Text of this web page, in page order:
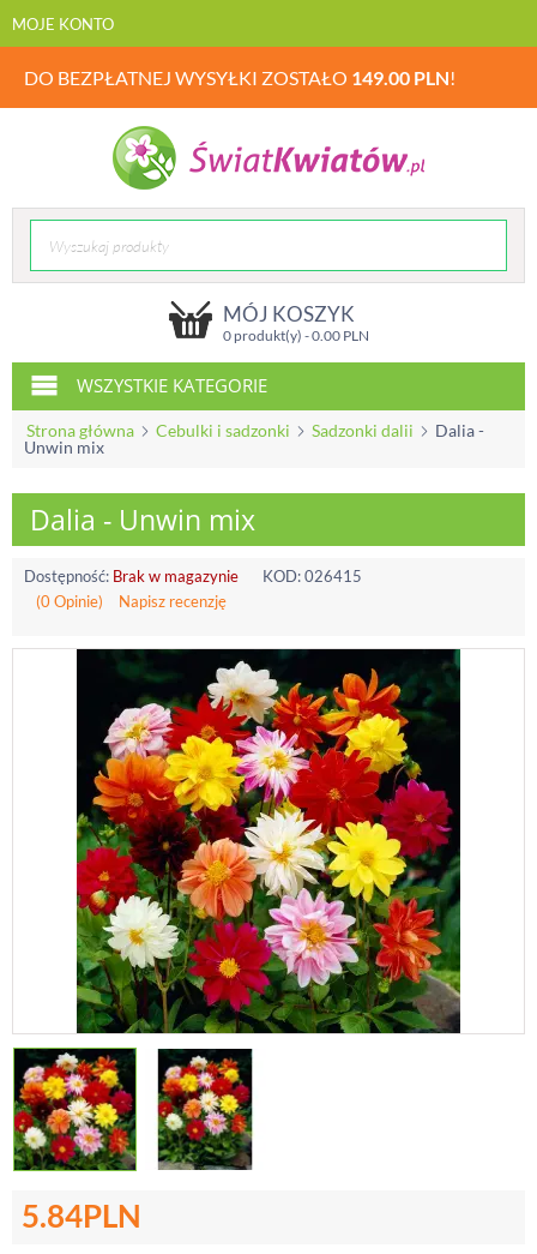
MOJE KONTO
DO BEZPŁATNEJ WYSYŁKI ZOSTAŁO 149.00 PLN!
MÓJ KOSZYK
0 produkt(y) -0.00PLN
WSZYSTKIE KATEGORIE
Strona główna Cebulki i sadzonki Sadzonki dalii
Dalia -
Unwin mix
Dalia - Unwin mix
Dostępność: Brak w magazynie KOD:026415
(0 Opinie)
Napisz recenzję
5.84PLN